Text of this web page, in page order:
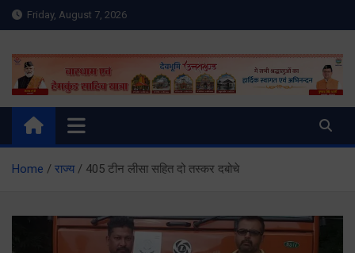
Skip
to
Friday, August 7, 2026
Meru Raibar | Uttarakhand
News | Uttarkashi News
meruraibar.com
Home राज्य 405 टीन लीसा सहित दो तस्कर दबोचे